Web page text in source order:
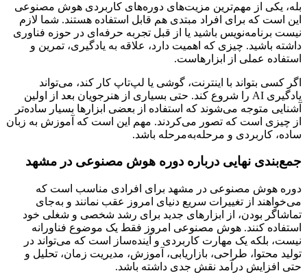
بله، یکی از مهم‌ترین مزیت‌های دوره‌های کاربردی هوش مصنوعی
این است که برای افراد مبتدی هم قابل استفاده هستند. شما لازم
نیست برنامه‌نویس باشید یا از قبل تجربه حرفه‌ای در حوزه فناوری
داشته باشید. چیزی که اهمیت دارد، علاقه به یادگیری، تمرین و
استفاده عملی از ابزارهاست.
اگر کسی بتواند با اینترنت، گوشی یا لپ‌تاپ کار کند، می‌تواند
یادگیری AI را شروع کند. حتی بسیاری از هنرجویان بعد از اولین
آشنایی متوجه می‌شوند که استفاده از بعضی ابزارها بسیار ساده‌تر
از چیزی است که تصور می‌کردند. مهم این است که آموزش به زبان
ساده، کاربردی و مرحله‌به‌مرحله باشد.
جمع‌بندی نهایی درباره دوره هوش مصنوعی در مشهد
دوره هوش مصنوعی در مشهد برای افرادی مناسب است که
می‌خواهند از تغییرات سریع دنیای امروز عقب نمانند و به‌جای
تماشاگر بودن، از ابزارهای جدید برای رشد شخصی و شغلی خود
استفاده کنند. هوش مصنوعی امروز فقط یک موضوع فناورانه
نیست، بلکه یک مهارت کاربردی و آینده‌ساز است که می‌تواند در
تولید محتوا، طراحی، بازاریابی، آموزش، مدیریت زمان، تحلیل و
حتی افزایش درآمد نقش جدی داشته باشد.